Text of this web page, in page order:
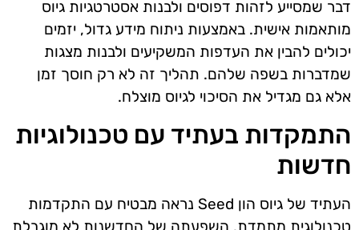
דבר שמסייע לזהות דפוסים ולבנות אסטרטגיות גיוס
מותאמות אישית. באמצעות ניתוח מידע גדול, יזמים
יכולים להבין את העדפות המשקיעים ולבנות מצגות
שמדברות בשפה שלהם. תהליך זה לא רק חוסך זמן
אלא גם מגדיל את הסיכוי לגיוס מוצלח.
התמקדות בעתיד עם טכנולוגיות
חדשות
העתיד של גיוס הון Seed נראה מבטיח עם התקדמות